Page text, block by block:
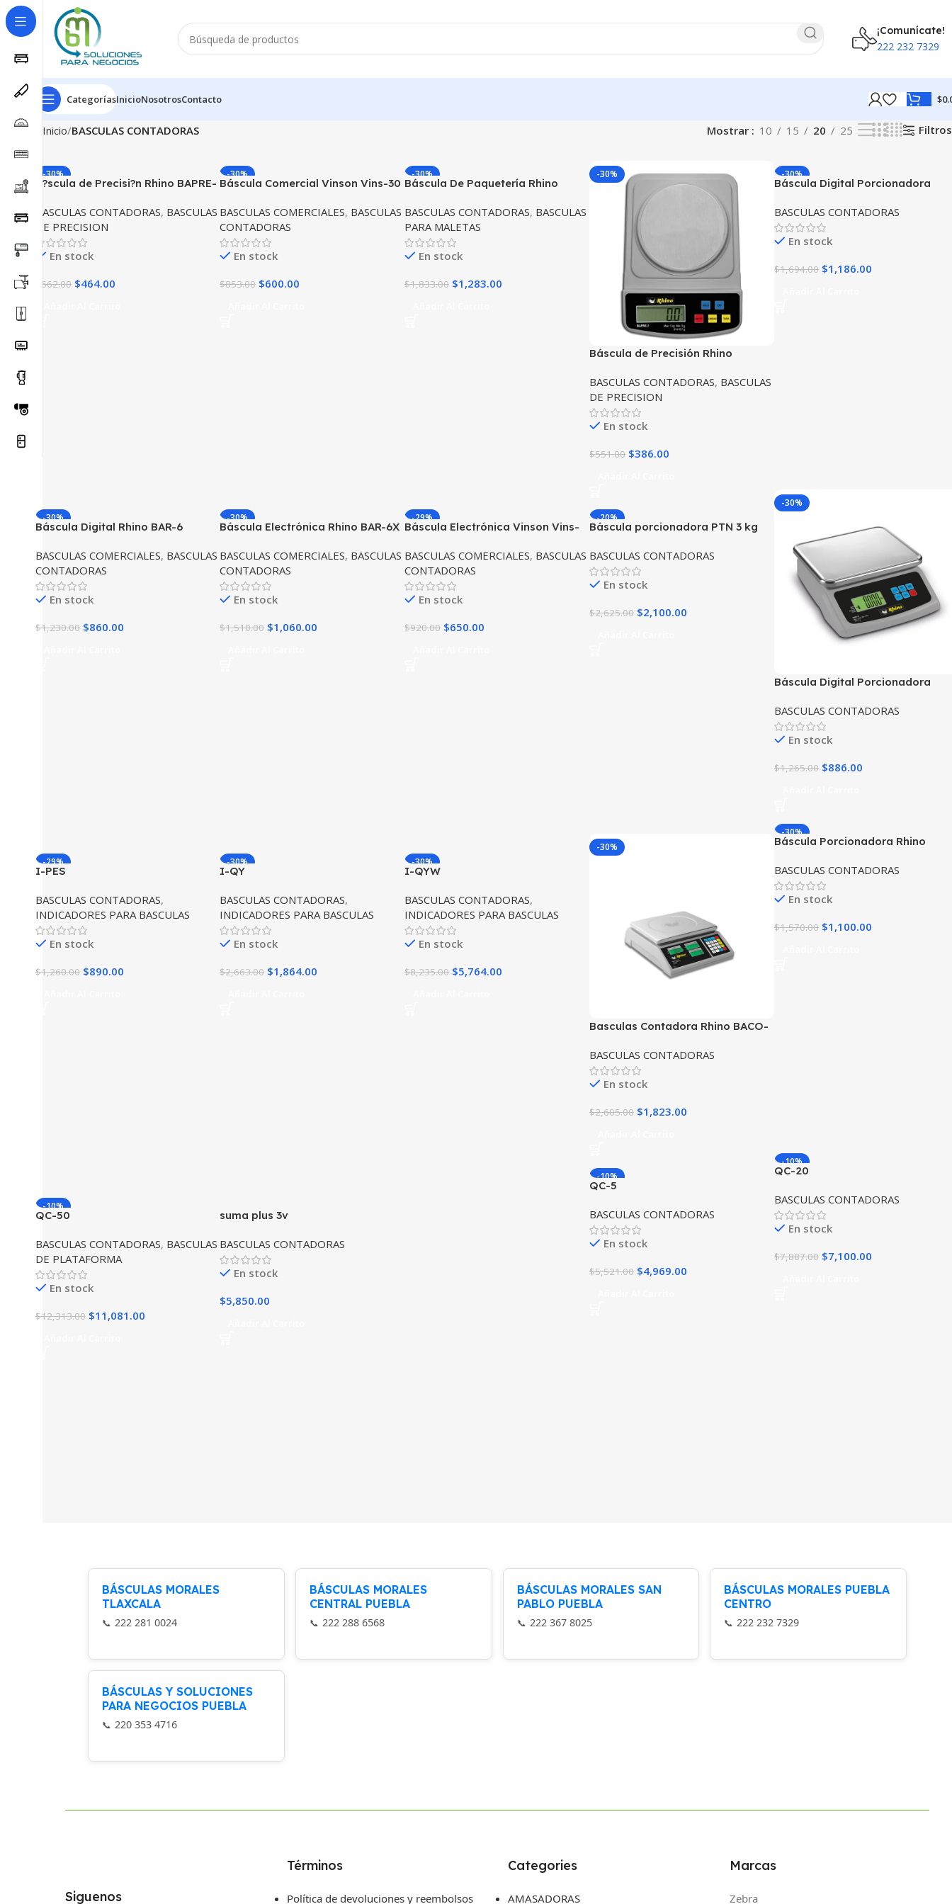
¡Comunícate!
222 232 7329
CategoríasInicioNosotrosContacto $
Inicio BASCULAS CONTADORAS Mostrar 10 15 20 25 Filtros
-30%
B?scula de Precisi?n Rhino BAPRE-
BASCULAS CONTADORAS, BASCULAS
DE PRECISION
En stock
662.00 $464.00
-30%
Báscula Comercial Vinson Vins-30
BASCULAS COMERCIALES, BASCULAS
CONTADORAS
En stock
$853.00 $600.00
-30%
Báscula De Paquetería Rhino
BASCULAS CONTADORAS, BASCULAS
PARA MALETAS
En stock
$1,833.00 $1,283.00
-30%
Báscula de Precisión Rhino
BASCULAS CONTADORAS, BASCULAS
DE PRECISION
En stock
$551.00 $386.00
-30%
Báscula Digital Porcionadora
BASCULAS CONTADORAS
En stock
$1,694.00 $1,186.00
-30%
Báscula Digital Porcionadora
BASCULAS CONTADORAS
En stock
$1,265.00 $886.00
-30%
Báscula Digital Rhino BAR-6
BASCULAS COMERCIALES, BASCULAS
CONTADORAS
En stock
$1,230.00 $860.00
-30%
Báscula Electrónica Rhino BAR-6X
PC
BASCULAS COMERCIALES, BASCULAS
CONTADORAS
En stock
$1,510.00 $1,060.00
-29%
Báscula Electrónica Vinson Vins-
BASCULAS COMERCIALES, BASCULAS
CONTADORAS
En stock
$920.00 $650.00
-20%
Báscula porcionadora PTN 3 kg
BASCULAS CONTADORAS
En stock
$2,625.00 $2,100.00
-30%
Báscula Porcionadora Rhino
BASCULAS CONTADORAS
En stock
$1,570.00 $1,100.00
-30%
Basculas Contadora Rhino BACO-
BASCULAS CONTADORAS
En stock
$2,605.00 $1,823.00
-29%
I-PES
BASCULAS CONTADORAS,
INDICADORES PARA BASCULAS
En stock
$1,260.00 $890.00
-30%
I-QY
BASCULAS CONTADORAS,
INDICADORES PARA BASCULAS
En stock
$2,663.00 $1,864.00
-30%
I-QYW
BASCULAS CONTADORAS,
INDICADORES PARA BASCULAS
En stock
$8,235.00 $5,764.00
-10%
QC-20
BASCULAS CONTADORAS
En stock
$7,887.00 $7,100.00
-10%
QC-5
BASCULAS CONTADORAS
En stock
$5,521.00 $4,969.00
-10%
QC-50
BASCULAS CONTADORAS, BASCULAS
DE PLATAFORMA
En stock
$12,313.00 $11,081.00
suma plus 3v
BASCULAS CONTADORAS
En stock
$5,850.00
BÁSCULAS MORALES
TLAXCALA
222 281 0024
BÁSCULAS MORALES
CENTRAL PUEBLA
222 288 6568
BÁSCULAS MORALES SAN
PABLO PUEBLA
222 367 8025
BÁSCULAS MORALES PUEBLA
CENTRO
222 232 7329
BÁSCULAS Y SOLUCIONES
PARA NEGOCIOS PUEBLA
220 353 4716
Siguenos
Términos
Política de devoluciones y reembolsos
Categories
AMASADORAS
Marcas
Zebra